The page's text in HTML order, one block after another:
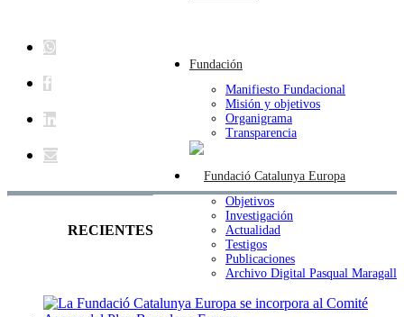
Fundación
Manifiesto Fundacional
Misión y objetivos
Organigrama
Transparencia
Objetivos
Investigación
Actualidad
Testigos
Publicaciones
Archivo Digital Pasqual Maragall
RECIENTES